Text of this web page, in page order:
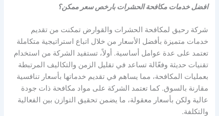
افضل خدمات مكافحة الحشرات بارخص سعر ممكن؟
شركة رحيق لمكافحة الحشرات والقوارض تمكنت من تقديم
خدمات متميزة بأفضل الأسعار من خلال اتباع استراتيجية متكاملة
تعتمد على عدة عوامل أساسية. أولاً، تستفيد الشركة من استخدام
تقنيات حديثة وفعّالة تساعد في تقليل الزمن والتكاليف المرتبطة
بعمليات المكافحة، مما يساهم في تقديم خدماتها بأسعار تنافسية
مقارنة بالسوق. كما تعتمد الشركة على مواد مكافحة ذات جودة
عالية ولكن بأسعار معقولة، ما يضمن تحقيق التوازن بين الفعالية
والتكلفة.